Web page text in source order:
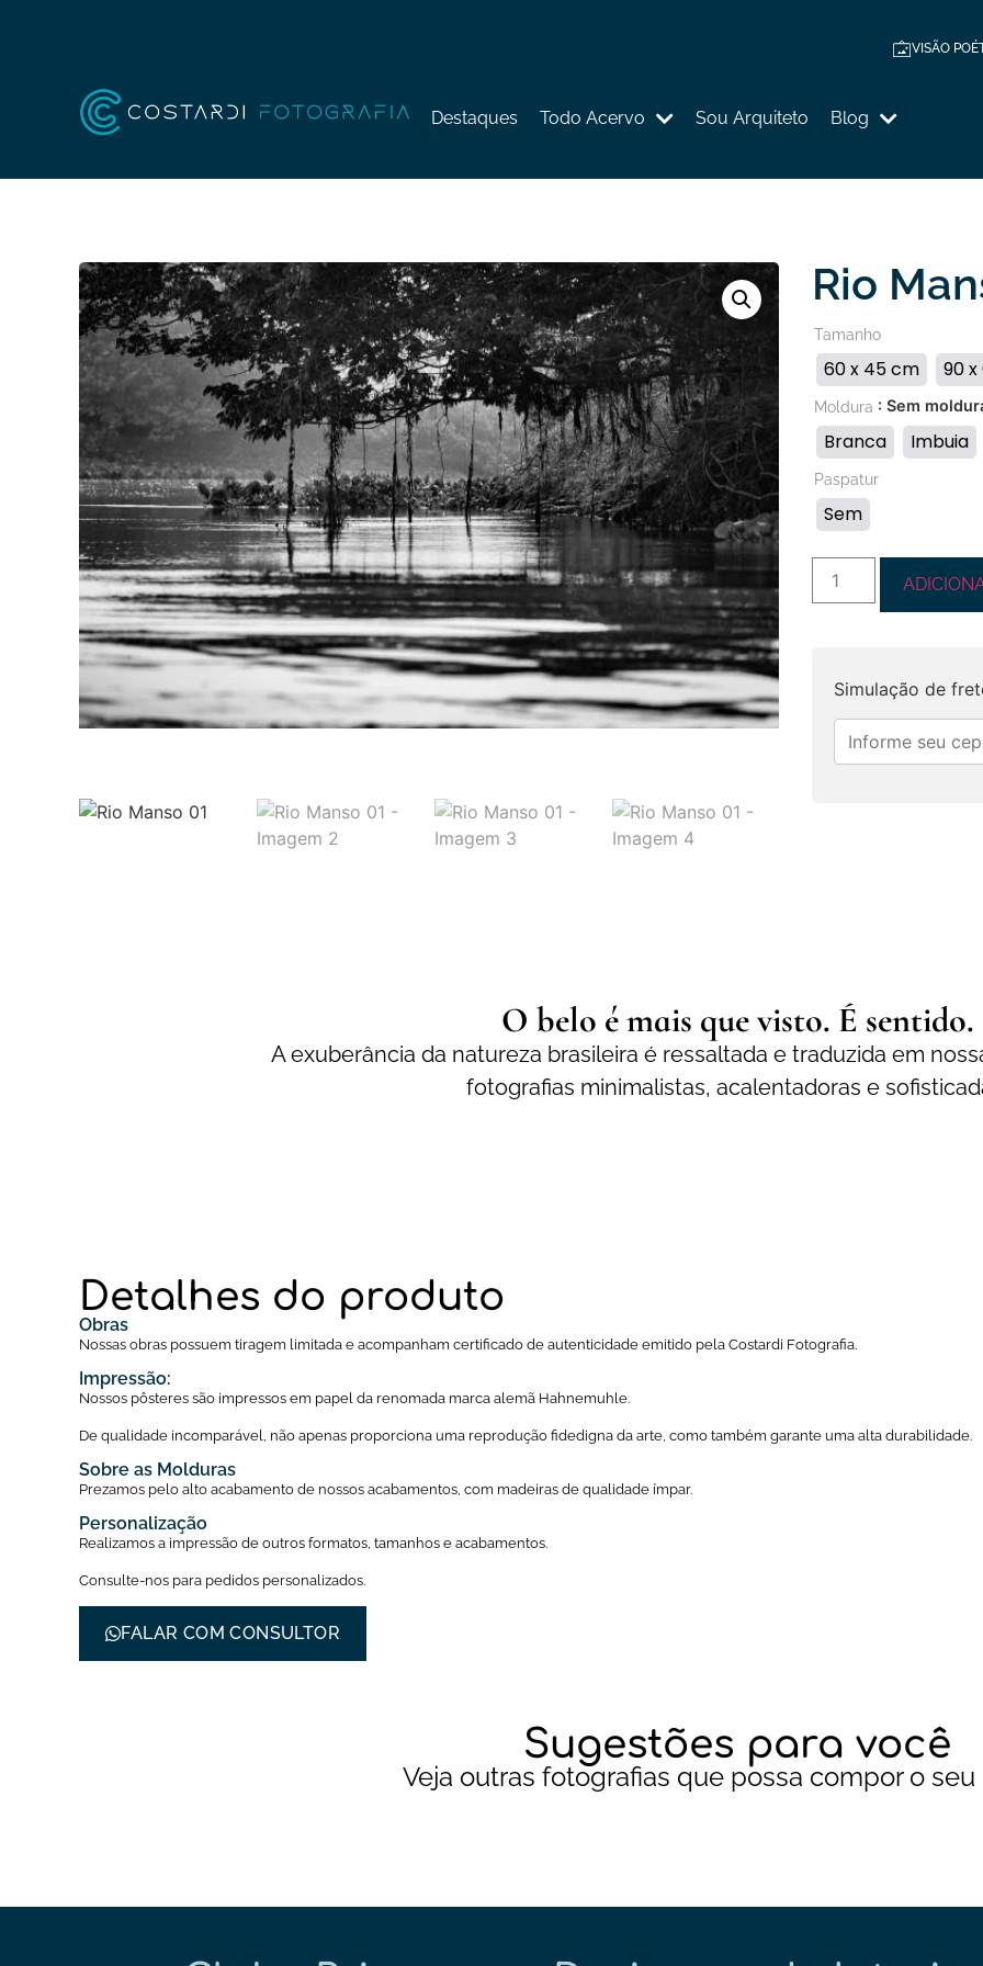
VISÃO
Destaques Todo Acervo Sou Arquiteto Blog
Rio
Tamanho
60 x 45 cm 90
Moldura : Sem
Branca Imbuia
Paspatur
Sem
Simulação de
O belo é mais que visto. É sentido.
A exuberância da natureza brasileira é ressaltada e traduzida em
fotografias minimalistas, acalentadoras e
Detalhes do produto
Obras
Nossas obras possuem tiragem limitada e acompanham certificado de autenticidade emitido pela Costardi Fotografia.
Impressão:
Nossos pôsteres são impressos em papel da renomada marca alemã Hahnemuhle.
De qualidade incomparável, não apenas proporciona uma reprodução fidedigna da arte, como também garante uma alta durabilidade.
Sobre as Molduras
Prezamos pelo alto acabamento de nossos acabamentos, com madeiras de qualidade ímpar.
Personalização
Realizamos a impressão de outros formatos, tamanhos e acabamentos.
Consulte-nos para pedidos personalizados.
FALAR COM CONSULTOR
Sugestões para você
Veja outras fotografias que possa compor o seu